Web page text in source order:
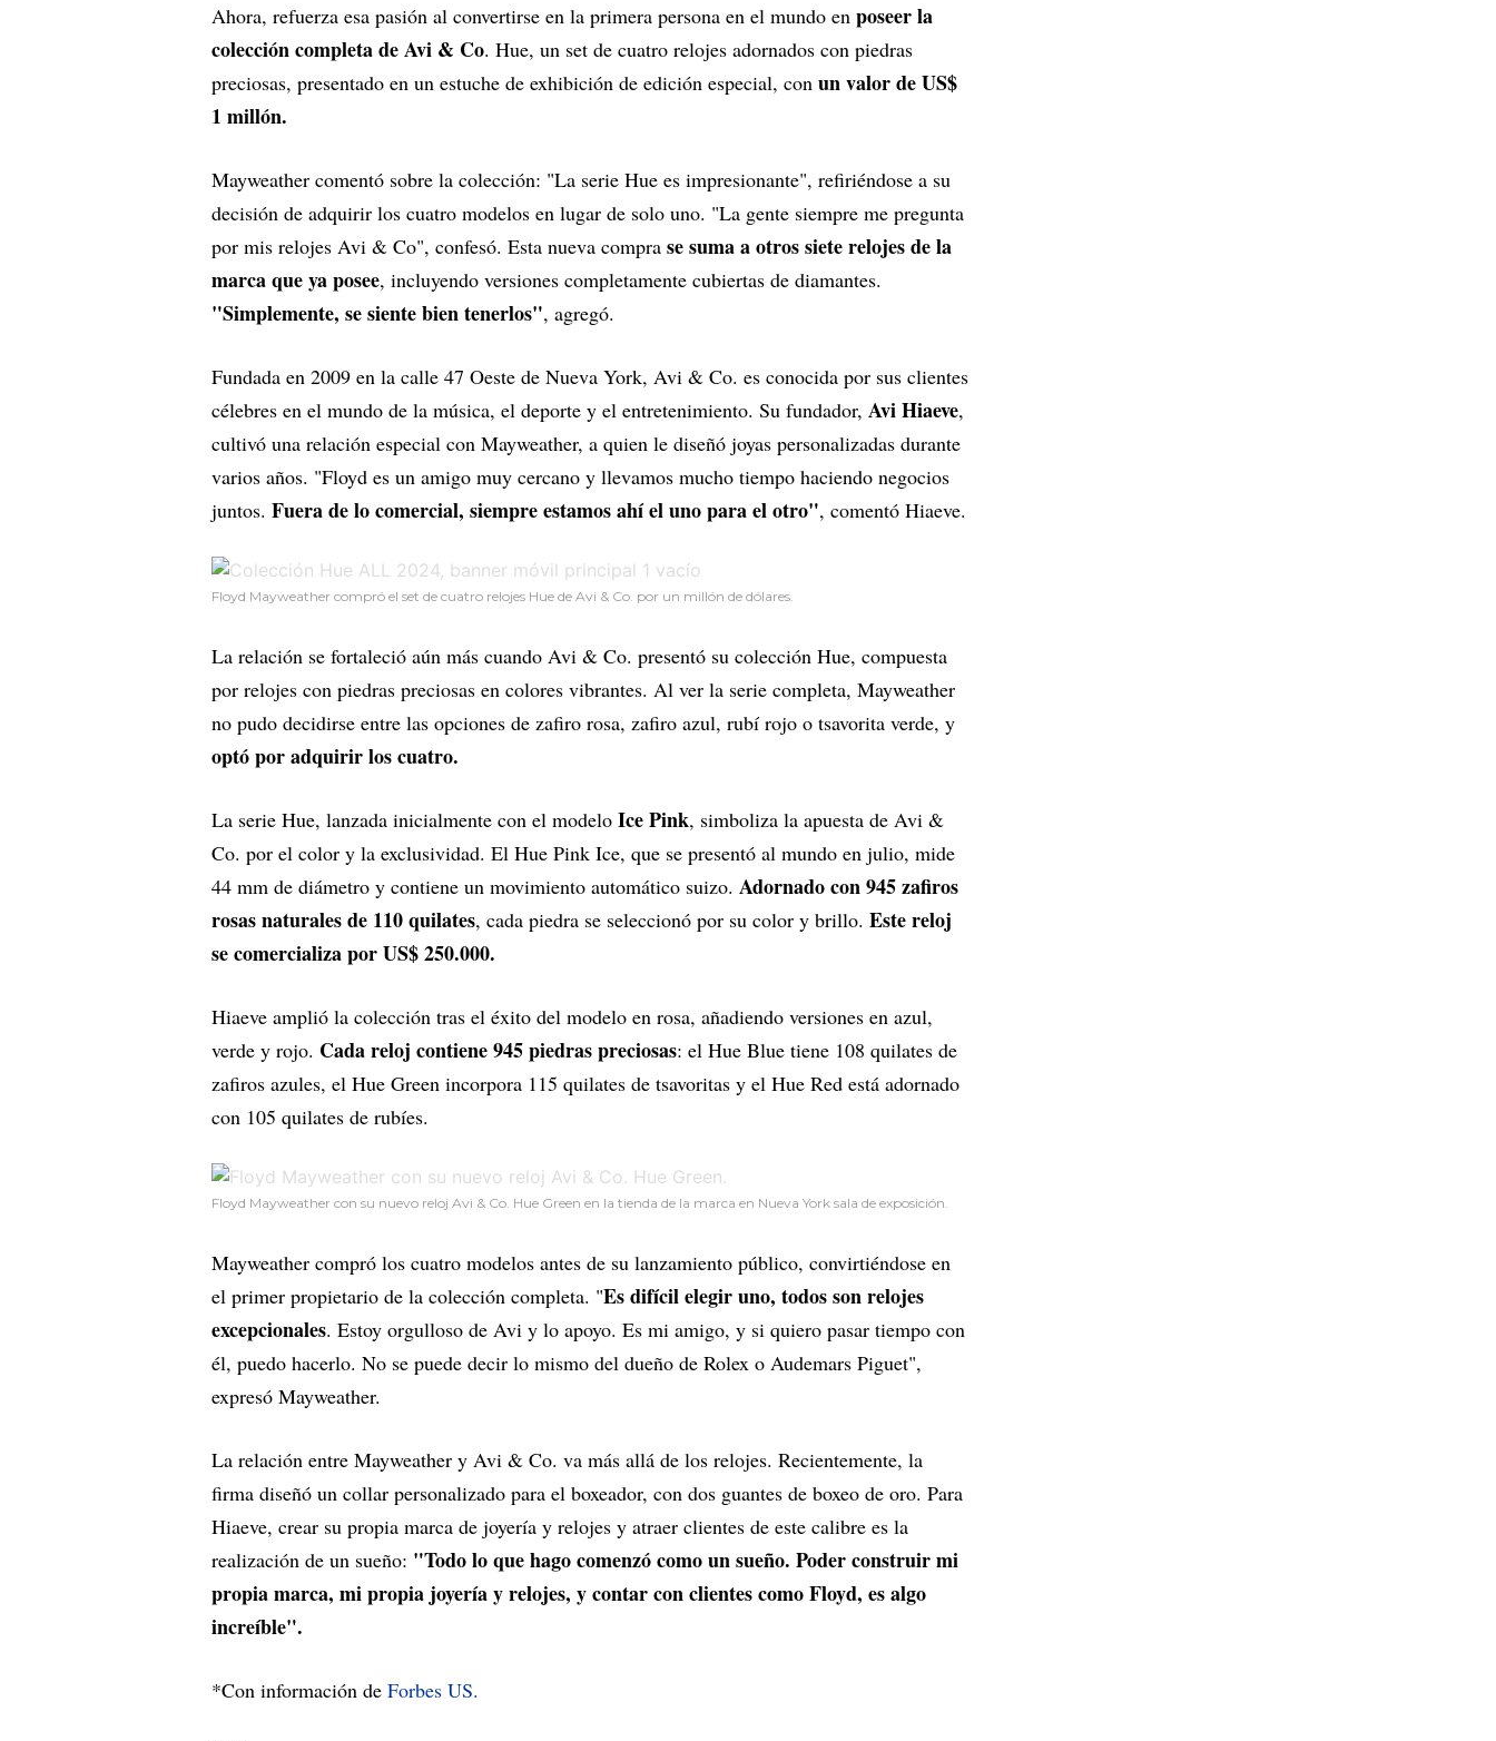
Ahora, refuerza esa pasión al convertirse en la primera persona en el mundo en poseer la
colección completa de Avi & Co. Hue, un set de cuatro relojes adornados con piedras
preciosas, presentado en un estuche de exhibición de edición especial, con un valor de US$
1 millón.
Mayweather comentó sobre la colección: "La serie Hue es impresionante", refiriéndose a su
decisión de adquirir los cuatro modelos en lugar de solo uno. "La gente siempre me pregunta
por mis relojes Avi & Co", confesó. Esta nueva compra se suma a otros siete relojes de la
marca que ya posee, incluyendo versiones completamente cubiertas de diamantes.
"Simplemente, se siente bien tenerlos", agregó.
Fundada en 2009 en la calle 47 Oeste de Nueva York, Avi & Co. es conocida por sus clientes
célebres en el mundo de la música, el deporte y el entretenimiento. Su fundador, Avi Hiaeve,
cultivó una relación especial con Mayweather, a quien le diseñó joyas personalizadas durante
varios años. "Floyd es un amigo muy cercano y llevamos mucho tiempo haciendo negocios
juntos. Fuera de lo comercial, siempre estamos ahí el uno para el otro", comentó Hiaeve.
Floyd Mayweather compró el set de cuatro relojes Hue de Avi & Co. por un millón de dólares.
La relación se fortaleció aún más cuando Avi & Co. presentó su colección Hue, compuesta
por relojes con piedras preciosas en colores vibrantes. Al ver la serie completa, Mayweather
no pudo decidirse entre las opciones de zafiro rosa, zafiro azul, rubí rojo o tsavorita verde, y
optó por adquirir los cuatro.
La serie Hue, lanzada inicialmente con el modelo Ice Pink, simboliza la apuesta de Avi &
Co. por el color y la exclusividad. El Hue Pink Ice, que se presentó al mundo en julio, mide
44 mm de diámetro y contiene un movimiento automático suizo. Adornado con 945 zafiros
rosas naturales de 110 quilates, cada piedra se seleccionó por su color y brillo. Este reloj
se comercializa por US$ 250.000.
Hiaeve amplió la colección tras el éxito del modelo en rosa, añadiendo versiones en azul,
verde y rojo. Cada reloj contiene 945 piedras preciosas: el Hue Blue tiene 108 quilates de
zafiros azules, el Hue Green incorpora 115 quilates de tsavoritas y el Hue Red está adornado
con 105 quilates de rubíes.
Floyd Mayweather con su nuevo reloj Avi & Co. Hue Green en la tienda de la marca en Nueva York sala de exposición.
Mayweather compró los cuatro modelos antes de su lanzamiento público, convirtiéndose en
el primer propietario de la colección completa. "Es difícil elegir uno, todos son relojes
excepcionales. Estoy orgulloso de Avi y lo apoyo. Es mi amigo, y si quiero pasar tiempo con
él, puedo hacerlo. No se puede decir lo mismo del dueño de Rolex o Audemars Piguet",
expresó Mayweather.
La relación entre Mayweather y Avi & Co. va más allá de los relojes. Recientemente, la
firma diseñó un collar personalizado para el boxeador, con dos guantes de boxeo de oro. Para
Hiaeve, crear su propia marca de joyería y relojes y atraer clientes de este calibre es la
realización de un sueño: "Todo lo que hago comenzó como un sueño. Poder construir mi
propia marca, mi propia joyería y relojes, y contar con clientes como Floyd, es algo
increíble".
*Con información de Forbes US.